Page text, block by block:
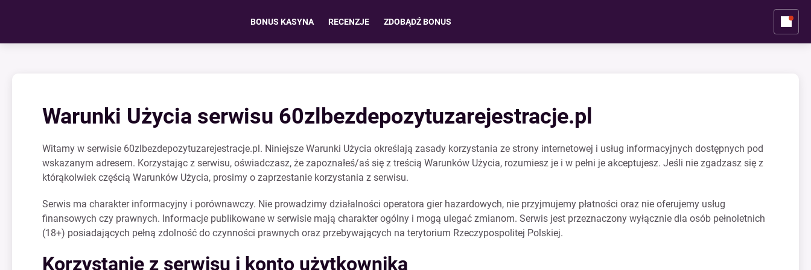
BONUS KASYNA RECENZJE ZDOBĄDŹ BONUS
Warunki Użycia serwisu 60zlbezdepozytuzarejestracje.pl
Witamy w serwisie 60zlbezdepozytuzarejestracje.pl. Niniejsze Warunki Użycia określają zasady korzystania ze strony internetowej i usług informacyjnych dostępnych pod
wskazanym adresem. Korzystając z serwisu, oświadczasz, że zapoznałeś/aś się z treścią Warunków Użycia, rozumiesz je i w pełni je akceptujesz. Jeśli nie zgadzasz się z
którąkolwiek częścią Warunków Użycia, prosimy o zaprzestanie korzystania z serwisu.
Serwis ma charakter informacyjny i porównawczy. Nie prowadzimy działalności operatora gier hazardowych, nie przyjmujemy płatności oraz nie oferujemy usług
finansowych czy prawnych. Informacje publikowane w serwisie mają charakter ogólny i mogą ulegać zmianom. Serwis jest przeznaczony wyłącznie dla osób pełnoletnich
(18+) posiadających pełną zdolność do czynności prawnych oraz przebywających na terytorium Rzeczypospolitej Polskiej.
Korzystanie z serwisu i konto użytkownika